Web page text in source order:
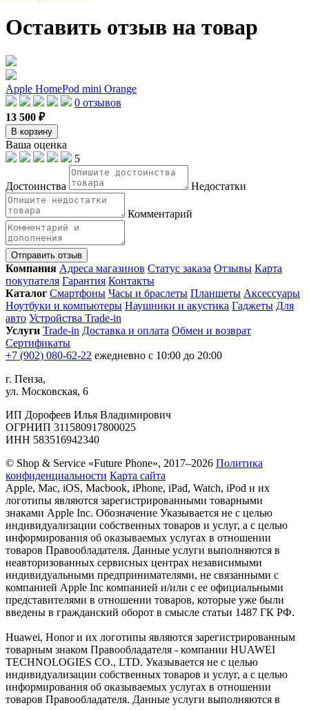
Оставить отзыв на товар
Apple HomePod mini Orange
0 отзывов
13 500 ₽
В корзину
Ваша оценка
5
Достоинства Недостатки
Комментарий
Отправить отзыв
Компания Адреса магазинов Статус заказа Отзывы Карта
покупателя Гарантия Контакты
Каталог Смартфоны Часы и браслеты Планшеты Аксессуары
Ноутбуки и компьютеры Наушники и акустика Гаджеты Для
авто Устройства Trade-in
Услуги Trade-in Доставка и оплата Обмен и возврат
Сертификаты
+7 (902) 080-62-22 ежедневно с 10:00 до 20:00
г. Пенза,
ул. Московская, 6
ИП Дорофеев Илья Владимирович
ОГРНИП 311580917800025
ИНН 583516942340
© Shop & Service «Future Phone», 2017–2026 Политика
конфиденциальности Карта сайта
Apple, Mac, iOS, Macbook, iPhone, iPad, Watch, iPod и их
логотипы являются зарегистрированными товарными
знаками Apple Inc. Обозначение Указывается не с целью
индивидуализации собственных товаров и услуг, а с целью
информирования об оказываемых услугах в отношении
товаров Правообладателя. Данные услуги выполняются в
неавторизованных сервисных центрах независимыми
индивидуальными предпринимателями, не связанными с
компанией Apple Inc компанией и/или с ее официальными
представителями в отношении товаров, которые уже были
введены в гражданский оборот в смысле статьи 1487 ГК РФ.
Huawei, Honor и их логотипы являются зарегистрированным
товарным знаком Правообладателя - компании HUAWEI
TECHNOLOGIES CO., LTD. Указывается не с целью
индивидуализации собственных товаров и услуг, а с целью
информирования об оказываемых услугах в отношении
товаров Правообладателя. Данные услуги выполняются в